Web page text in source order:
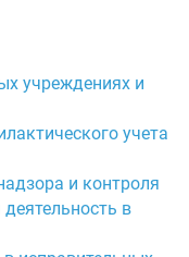
учреждениях и
учета
и контроля
в